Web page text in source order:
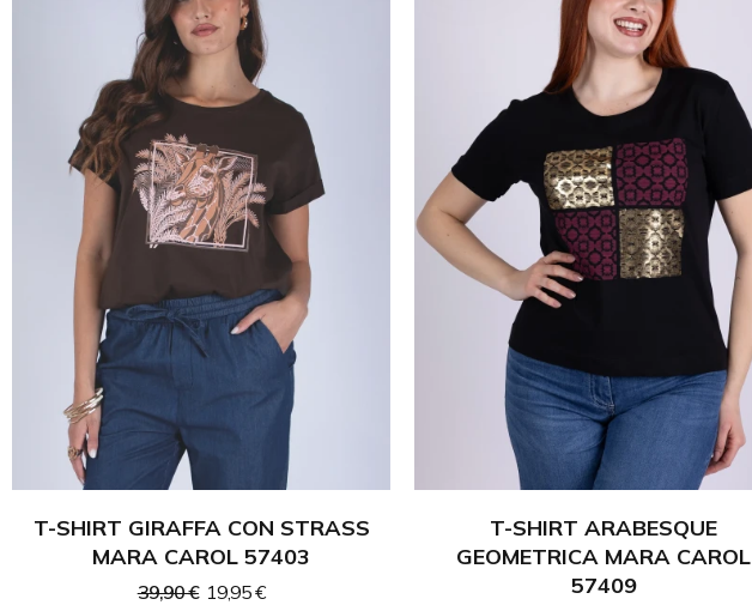
T-SHIRT GIRAFFA CON STRASS
MARA CAROL 57403
39,90 € 19,95 €
T-SHIRT ARABESQUE
GEOMETRICA MARA CAROL
57409